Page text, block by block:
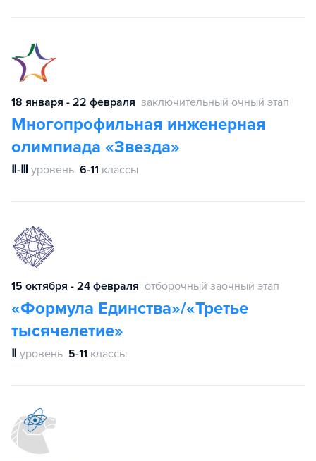
18 января - 22 февраля заключительный очный этап
Многопрофильная инженерная
олимпиада «Звезда»
Ⅱ-Ⅲ уровень 6-11 классы
15 октября - 24 февраля отборочный заочный этап
«Формула Единства»/«Третье
тысячелетие»
Ⅱ уровень 5-11 классы